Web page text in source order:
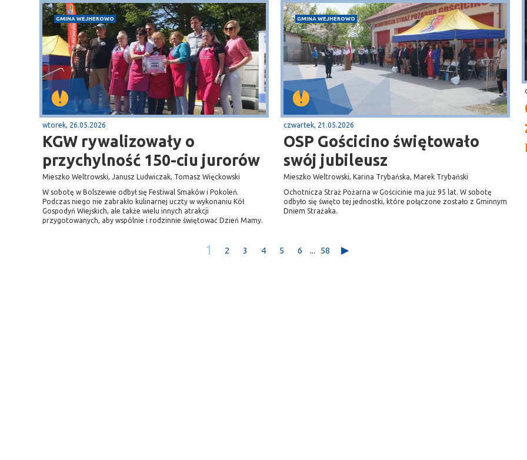
GMINA WEJHEROWO
wtorek, 26.05.2026
KGW rywalizowały o
przychylność 150-ciu jurorów
Mieszko Weltrowski, Janusz Ludwiczak, Tomasz Więckowski
W sobotę w Bolszewie odbył się Festiwal Smaków i Pokoleń.
Podczas niego nie zabrakło kulinarnej uczty w wykonaniu Kół
Gospodyń Wiejskich, ale także wielu innych atrakcji
przygotowanych, aby wspólnie i rodzinnie świętować Dzień Mamy.
GMINA WEJHEROWO
czwartek, 21.05.2026
OSP Gościcino świętowało
swój jubileusz
Mieszko Weltrowski, Karina Trybańska, Marek Trybański
Ochotnicza Straż Pożarna w Gościcinie ma już 95 lat. W sobotę
odbyło się święto tej jednostki, które połączone zostało z Gminnym
Dniem Strażaka.
1 2 3 4 5 6 ... 58